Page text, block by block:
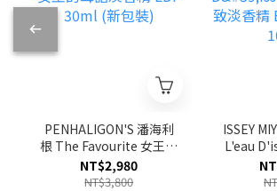
PENHALIGON'S 潘海利
根 The Favourite 女王的
耳語淡香精 EDP 30ml
(新包裝)
NT$2,980
NT$3,800
ISSEY
L'eau
極致